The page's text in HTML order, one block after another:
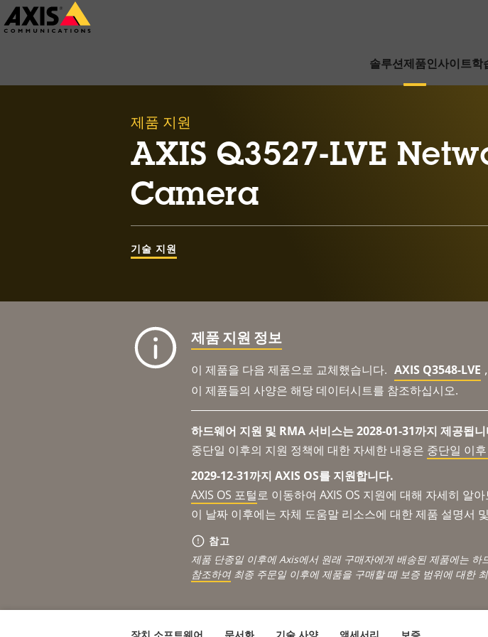
주
요
솔루션제품인사이트학
제품 지원
AXIS Q3527-LVE
Camera
기술 지원
제품 지원 정보
이 제품을 다음 제품으로 교체했습니다. AXIS Q3548-LVE ,
이 제품들의 사양은 해당 데이터시트를 참조하십시오.
하드웨어 지원 및 RMA 서비스는 2028-01-31까지 제공됩
중단일 이후의 지원 정책에 대한 자세한 내용은 중단일 이
2029-12-31까지 AXIS OS를 지원합니다.
AXIS OS 포털로 이동하여 AXIS OS 지원에 대해 자세히 알
이 날짜 이후에는 자체 도움말 리소스에 대한 제품 설명서
참고
제품 단종일 이후에 Axis에서 원래 구매자에게 배송된 제품에는
참조하여최종 주문일 이후에 제품을 구매할 때 보증 범위에 대한